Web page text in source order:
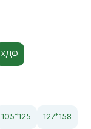
ХДФ
105*125 127*158